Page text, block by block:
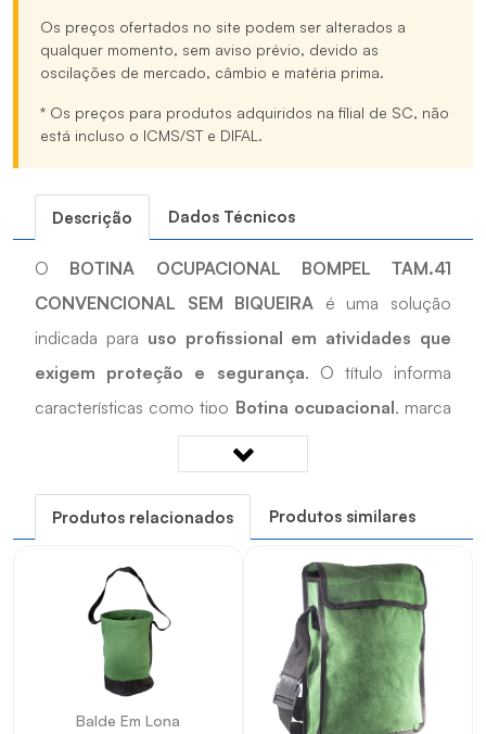
Os preços ofertados no site podem ser alterados a
qualquer momento, sem aviso prévio, devido as
oscilações de mercado, câmbio e matéria prima.
* Os preços para produtos adquiridos na filial de SC, não
está incluso o ICMS/ST e DIFAL.
Descrição Dados Técnicos
O BOTINA OCUPACIONAL BOMPEL TAM.41
CONVENCIONAL SEM BIQUEIRA é uma solução
indicada para uso profissional em atividades que
exigem proteção e segurança. O título informa
características como tipo Botina ocupacional, marca
, modeloTAM.41e tamanho
Desenvolvido para apoiarrotinas de trabalho,
manutenção, instalação e atividades compatíveis
com o item
, é uma opção prática para cadastros,
reposições e projetos técnicos que exigem
compatibilidade com as características informadas.
Quais os benefícios do BOTINA OCUPACIONAL
BOMPEL TAM.41 CONVENCIONAL SEM BIQUEIRA?
Produtos relacionados Produtos similares
Balde Em Lona